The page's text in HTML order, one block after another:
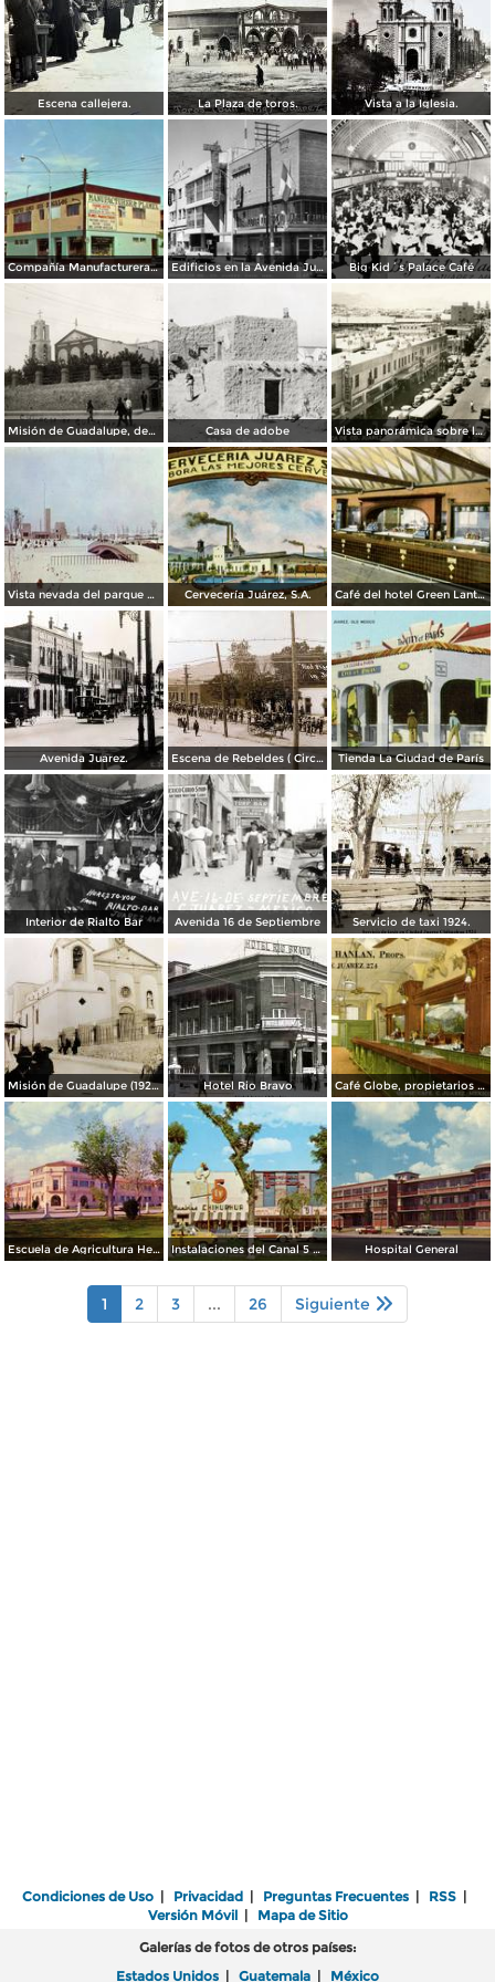
Escena callejera. La Plaza de toros. Vista a la Iglesia.
Compañía Manufacturera Plamex, en el cruce de Insurgentes y Paraguay Edificios en la Avenida Juárez Big Kid´s Palace Café
Misión de Guadalupe, depúes de la toma de Ciudad Juárez, durante la Revolución Mexicana Casa de adobe Vista panorámica sobre la Avenida 16 de Septiembre
Vista nevada del parque El Chamizal Cervecería Juárez, S.A. Café del hotel Green Lantern Inn
Avenida Juarez. Escena de Rebeldes ( Circulada el 8 de Diciembre de 1913 ). Tienda La Ciudad de París
Interior de Rialto Bar Avenida 16 de Septiembre Servicio de taxi 1924.
Misión de Guadalupe (1924) Hotel Rio Bravo Café Globe, propietarios Mooney & Hanlan
Escuela de Agricultura Hermanos Escobar Instalaciones del Canal 5 XEJ TV Hospital General
1 2 3 ... 26 Siguiente
Condiciones de Uso | Privacidad | Preguntas Frecuentes | RSS |
Versión Móvil| Mapa de Sitio
Galerías de fotos de otros países:
Estados Unidos | Guatemala | México